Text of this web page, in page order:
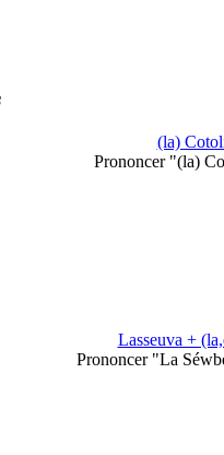
(la)
Prononcer "(la)
Lasseuva +
Prononcer "La